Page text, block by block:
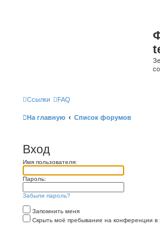
Ссылки FAQ
На главную Список форумов
Вход
Имя пользователя:
Пароль:
Забыли пароль?
Запомнить меня
Скрыть моё пребывание на конференции в